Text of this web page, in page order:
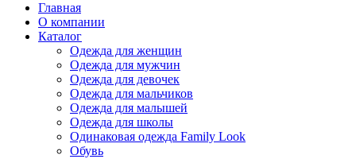
Главная
О компании
Каталог
Одежда для женщин
Одежда для мужчин
Одежда для девочек
Одежда для мальчиков
Одежда для малышей
Одежда для школы
Одинаковая одежда Family Look
Обувь